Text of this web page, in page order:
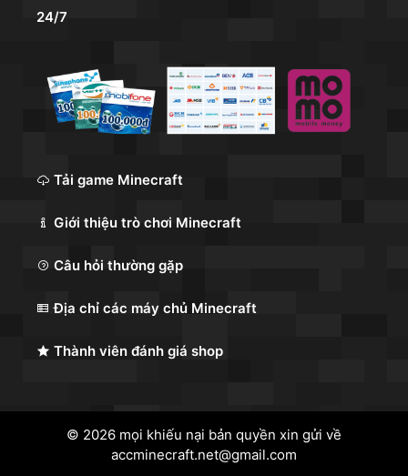
24/7
Tải game Minecraft
Giới thiệu trò chơi Minecraft
Câu hỏi thường gặp
Địa chỉ các máy chủ Minecraft
Thành viên đánh giá shop
© 2026 mọi khiếu nại bản quyền xin gửi về
accminecraft.net@gmail.com